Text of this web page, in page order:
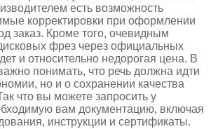
есть возможность
корректировки при оформлении
заказ. Кроме того, очевидным
фрез через официальных
и относительно недорогая цена. В
понимать, что речь должна идти
но и о сохранении качества
что вы можете запросить у
вам документацию, включая
инструкции и сертификаты.